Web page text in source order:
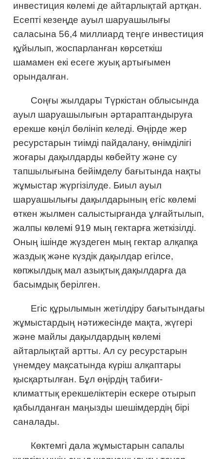
инвестиция көлемі де айтарлықтай артқан.
Есепті кезеңде ауыл шаруашылығы
саласына 56,4 миллиард теңге инвестиция
құйылып, жоспарланған көрсеткіш
шамамен екі есеге жуық артығымен
орындалған.
Соңғы жылдары Түркістан облысында
ауыл шаруашылығын әртараптандыруға
ерекше көңіл бөлініп келеді. Өңірде жер
ресурстарын тиімді пайдалану, өнімділігі
жоғары дақылдарды көбейту және су
тапшылығына бейімделу бағытында нақты
жұмыстар жүргізілуде. Биыл ауыл
шаруашылығы дақылдарының егіс көлемі
өткен жылмен салыстырғанда ұлғайтылып,
жалпы көлемі 919 мың гектарға жеткізілді.
Оның ішінде жүздеген мың гектар алқапқа
жаздық және күздік дақылдар егілсе,
көпжылдық мал азықтық дақылдарға да
басымдық берілген.
Егіс құрылымын жетілдіру бағытындағы
жұмыстардың нәтижесінде мақта, жүгері
және майлы дақылдардың көлемі
айтарлықтай артты. Ал су ресурстарын
үнемдеу мақсатында күріш алқаптары
қысқартылған. Бұл өңірдің табиғи-
климаттық ерекшеліктерін ескере отырып
қабылданған маңызды шешімдердің бірі
саналады.
Көктемгі дала жұмыстарын сапалы